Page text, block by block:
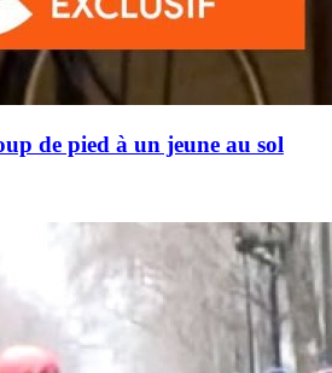
de pied à un jeune au sol